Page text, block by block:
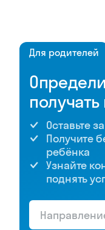
Для родителей
Оставьте
Получите
ребёнка
Узнайте
поднять